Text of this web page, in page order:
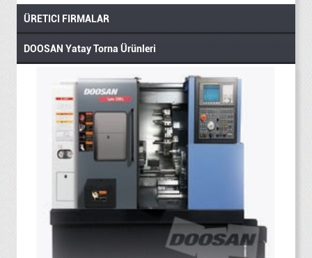
ÜRETICI FIRMALAR
DOOSAN Yatay Torna Ürünleri